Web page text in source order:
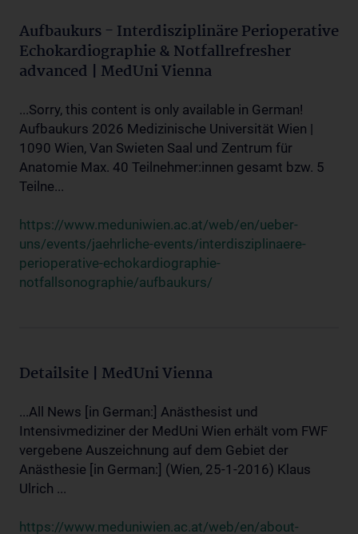
Aufbaukurs - Interdisziplinäre Perioperative
Echokardiographie & Notfallrefresher
advanced | MedUni Vienna
...Sorry, this content is only available in German!
Aufbaukurs 2026 Medizinische Universität Wien |
1090 Wien, Van Swieten Saal und Zentrum für
Anatomie Max. 40 Teilnehmer:innen gesamt bzw. 5
Teilne...
https://www.meduniwien.ac.at/web/en/ueber-
uns/events/jaehrliche-events/interdisziplinaere-
perioperative-echokardiographie-
notfallsonographie/aufbaukurs/
Detailsite | MedUni Vienna
...All News [in German:] Anästhesist und
Intensivmediziner der MedUni Wien erhält vom FWF
vergebene Auszeichnung auf dem Gebiet der
Anästhesie [in German:] (Wien, 25-1-2016) Klaus
Ulrich ...
https://www.meduniwien.ac.at/web/en/about-